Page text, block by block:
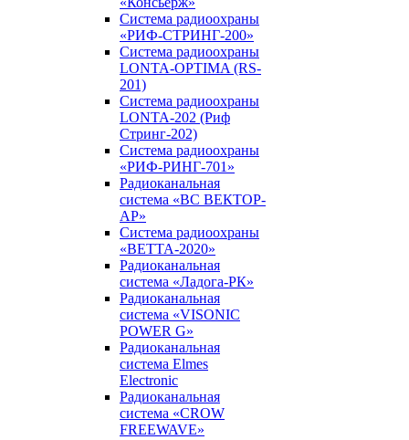
Система радиоохраны
«РИФ-СТРИНГ-200»
Система радиоохраны
LONTA-OPTIMA (RS-
201)
Система радиоохраны
LONTA-202 (Риф
Стринг-202)
Система радиоохраны
«РИФ-РИНГ-701»
Радиоканальная
система «ВС ВЕКТОР-
АР»
Система радиоохраны
«ВЕТТА-2020»
Радиоканальная
система «Ладога-РК»
Радиоканальная
система «VISONIC
POWER G»
Радиоканальная
система Elmes
Electronic
Радиоканальная
система «CROW
FREEWAVE»